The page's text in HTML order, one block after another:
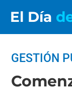
El Día
GESTIÓN